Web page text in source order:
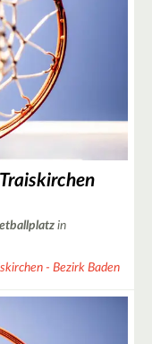
in
- Bezirk Baden